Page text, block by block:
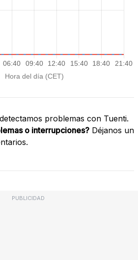
problemas con Tuenti.
o interrupciones? Déjanos un
PUBLICIDAD